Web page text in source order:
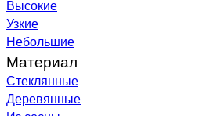
Высокие
Узкие
Небольшие
Материал
Стеклянные
Деревянные